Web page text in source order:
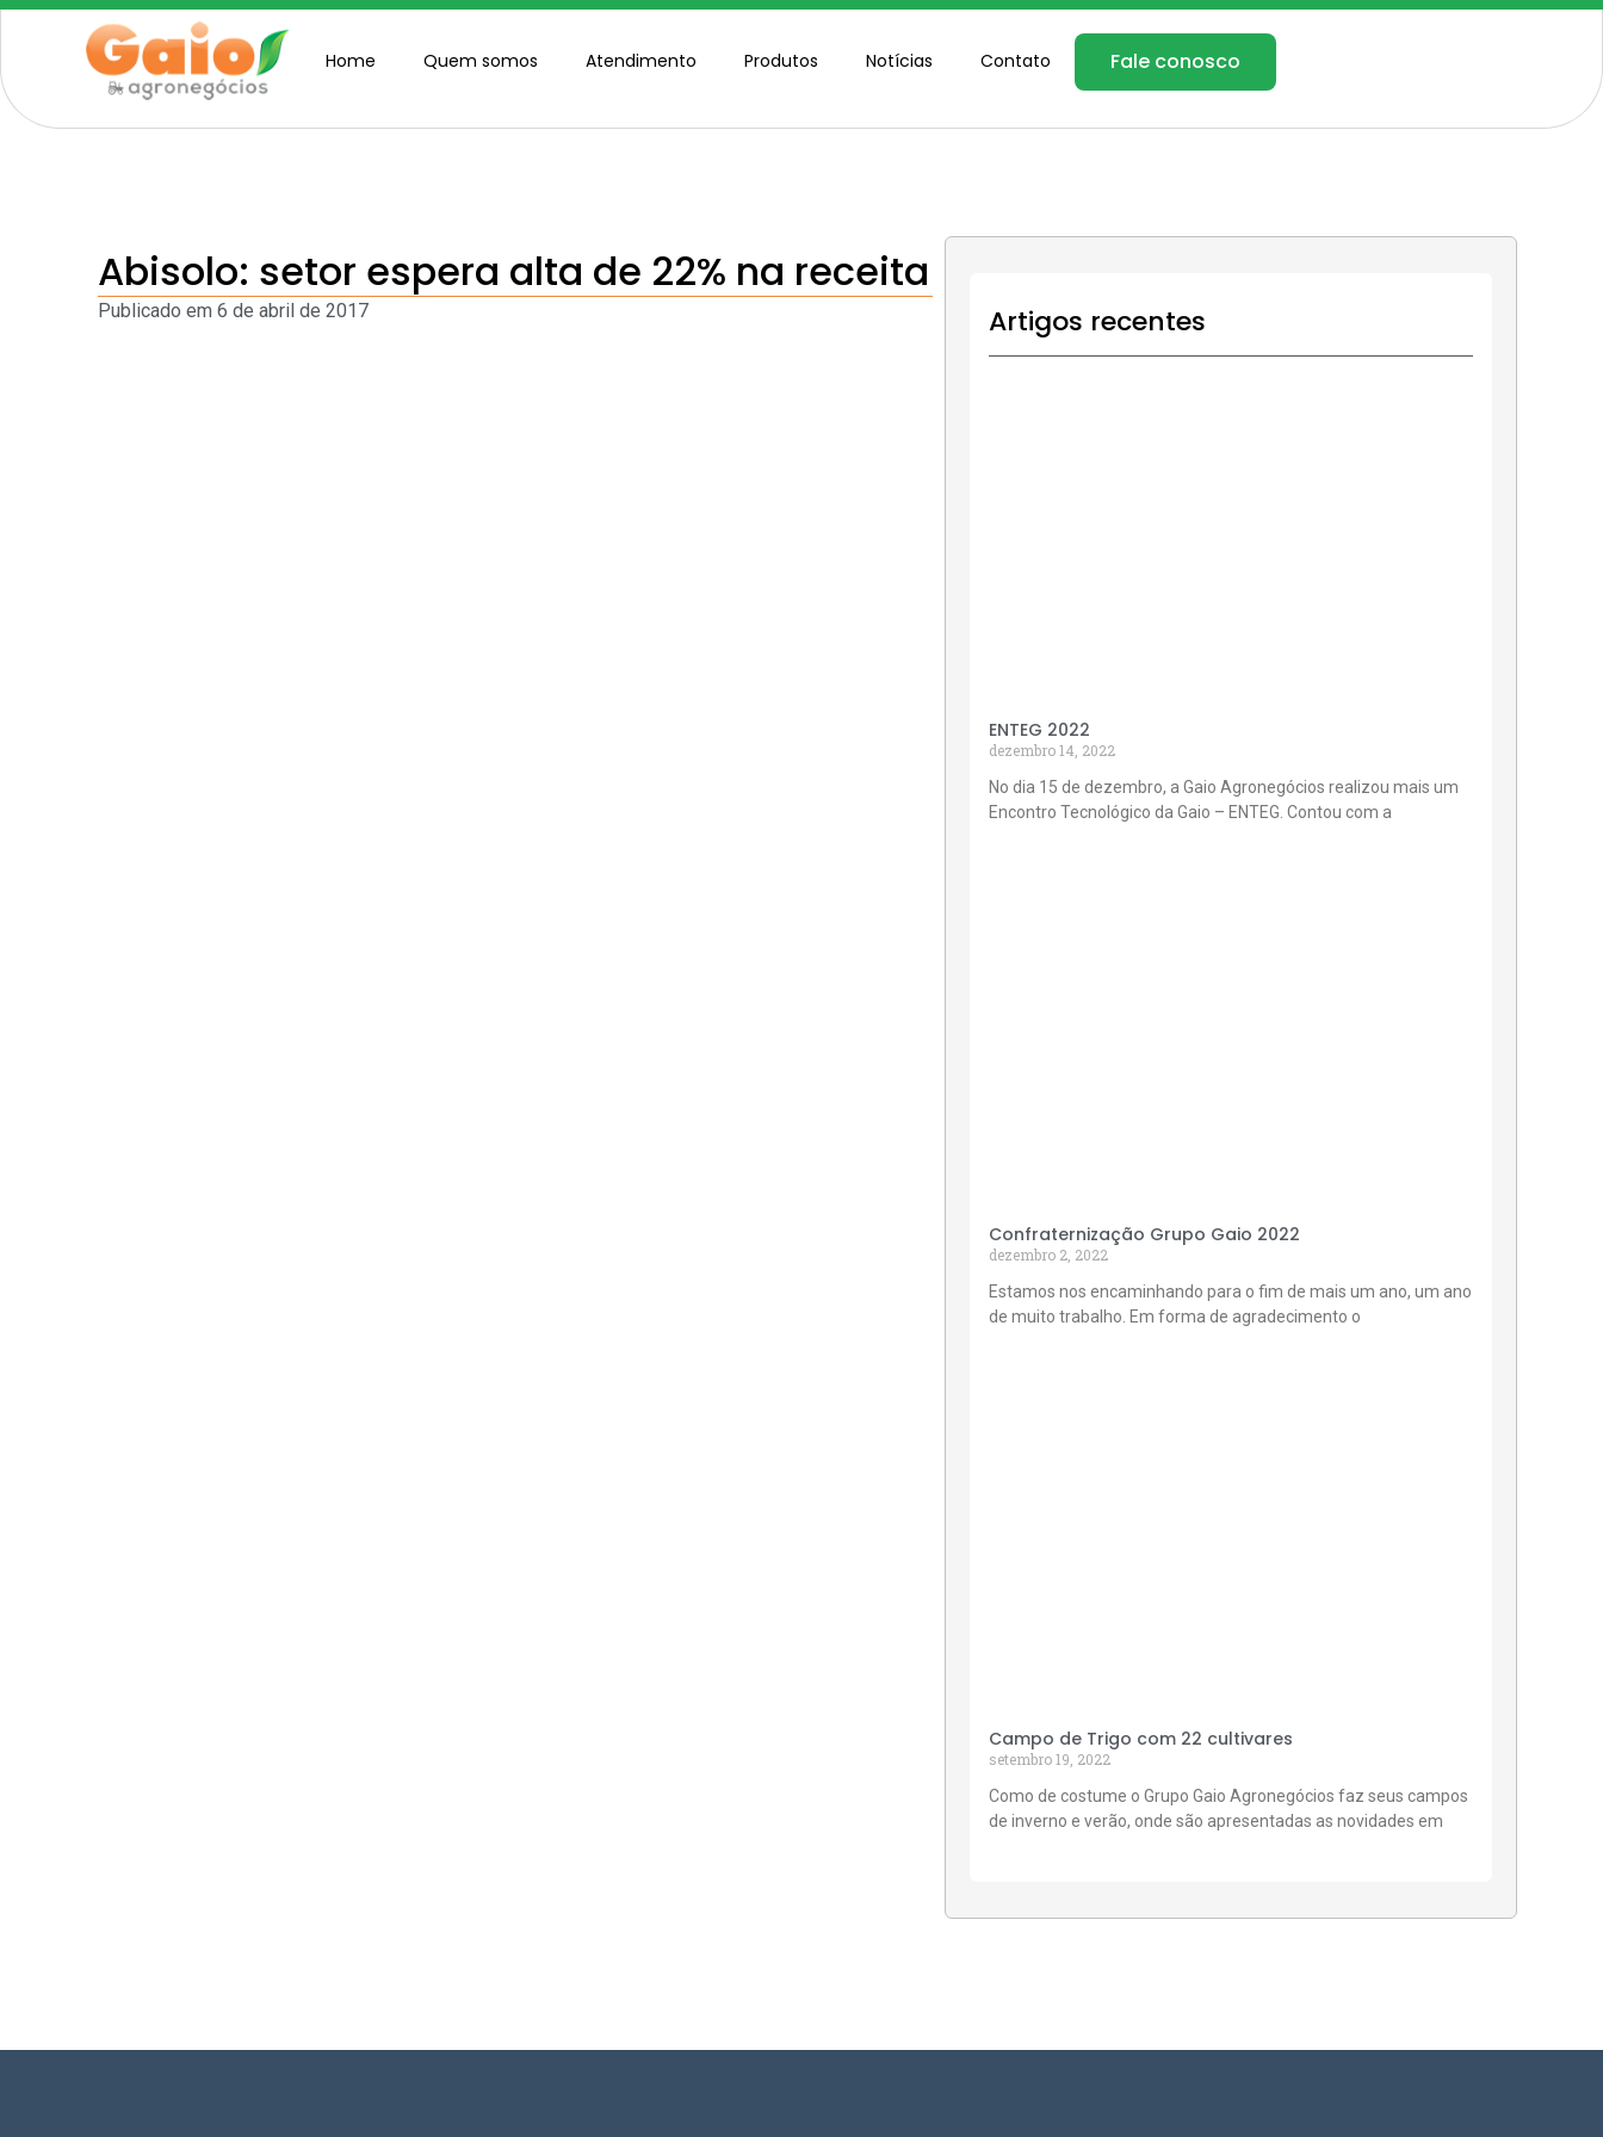
Home Quem somos Atendimento Produtos Notícias Contato Fale conosco
Abisolo: setor espera alta de 22% na receita
Publicado em 6 de abril de 2017 Artigos recentes
ENTEG 2022
dezembro 14, 2022
No dia 15 de dezembro, a Gaio Agronegócios realizou mais um
Encontro Tecnológico da Gaio – ENTEG. Contou com a
Confraternização Grupo Gaio 2022
dezembro 2, 2022
Estamos nos encaminhando para o fim de mais um ano, um ano
de muito trabalho. Em forma de agradecimento o
Campo de Trigo com 22 cultivares
setembro 19, 2022
Como de costume o Grupo Gaio Agronegócios faz seus campos
de inverno e verão, onde são apresentadas as novidades em